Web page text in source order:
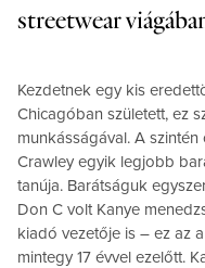
streetwear
Kezdetnek egy kis
Chicagóban született, ez
munkásságával. A szintén
Crawley egyik legjobb
tanúja. Barátságuk
Don C volt Kanye
kiadó vezetője is – ez az
mintegy 17 évvel ezelőtt.